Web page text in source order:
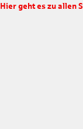
Hier geht es zu allen